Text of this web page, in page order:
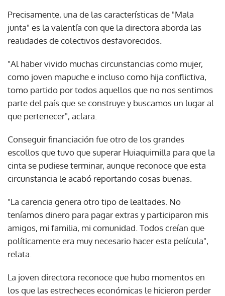
Precisamente, una de las características de "Mala
junta" es la valentía con que la directora aborda las
realidades de colectivos desfavorecidos.
"Al haber vivido muchas circunstancias como mujer,
como joven mapuche e incluso como hija conflictiva,
tomo partido por todos aquellos que no nos sentimos
parte del país que se construye y buscamos un lugar al
que pertenecer", aclara.
Conseguir financiación fue otro de los grandes
escollos que tuvo que superar Huiaquimilla para que la
cinta se pudiese terminar, aunque reconoce que esta
circunstancia le acabó reportando cosas buenas.
"La carencia genera otro tipo de lealtades. No
teníamos dinero para pagar extras y participaron mis
amigos, mi familia, mi comunidad. Todos creían que
políticamente era muy necesario hacer esta película",
relata.
La joven directora reconoce que hubo momentos en
los que las estrecheces económicas le hicieron perder